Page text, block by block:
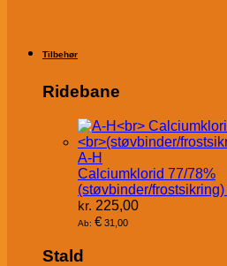
Tilbehør
Ridebane
A-H
Calciumklorid 77/78%
(støvbinder/frostsikring)
kr. 225,00
Ab: € 31,00
Stald